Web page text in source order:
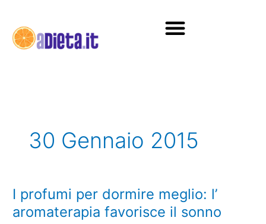
contenuto
30 Gennaio 2015
I profumi per dormire meglio: l’
aromaterapia favorisce il sonno
I
profumi
per